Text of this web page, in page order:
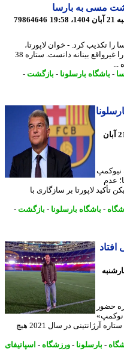
مسی به بارسا
79864646
کرد. - خوان لاپورتا،
رییس باشگاه بارسلونا بازگشت لیونل مسی را غیرواقع بینانه دانست. ستاره 38
باشگاه بارسلونا-بازگشت-
21 آبان
لاپورتا بر سازگاری با
-باشگاه بارسلونا-بازگشت-
توضیح داد و تأکید کرد که از نحوه جدایی فوق ستاره آرژانتینی در سال 2021 هیچ
-بارسلونا-ورزشگاه-اسپاتیفای